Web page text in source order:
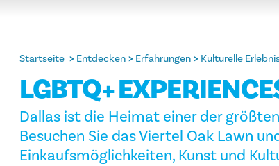
Startseite Entdecken Erfahrungen Kulturelle
LGBTQ+
Dallas ist die Heimat einer der
Besuchen Sie das Viertel Oak Lawn
Einkaufsmöglichkeiten, Kunst und